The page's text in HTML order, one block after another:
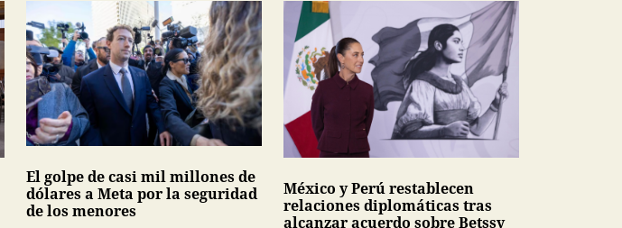
El golpe de casi mil millones de
dólares a Meta por la seguridad
de los menores
México y Perú restablecen
relaciones diplomáticas tras
alcanzar acuerdo sobre Betssy